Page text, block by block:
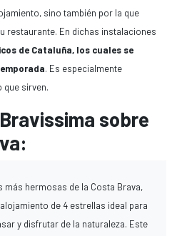
sino también por la que
restaurante. En dichas instalaciones
de Cataluña, los cuales se
. Es especialmente
sirven.
sobre
más hermosas de la Costa Brava,
de 4 estrellas ideal para
y disfrutar de la naturaleza. Este